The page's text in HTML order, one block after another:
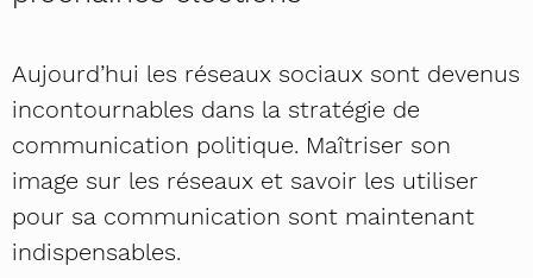
Aujourd’hui les réseaux sociaux sont devenus
incontournables dans la stratégie de
communication politique. Maîtriser son
image sur les réseaux et savoir les utiliser
pour sa communication sont maintenant
indispensables.